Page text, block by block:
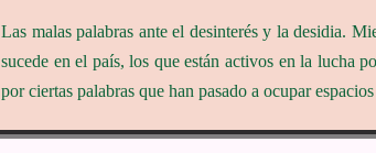
Las malas palabras ante el desinterés y la desidia.
sucede en el país, los que están activos en la lucha
por ciertas palabras que han pasado a ocupar